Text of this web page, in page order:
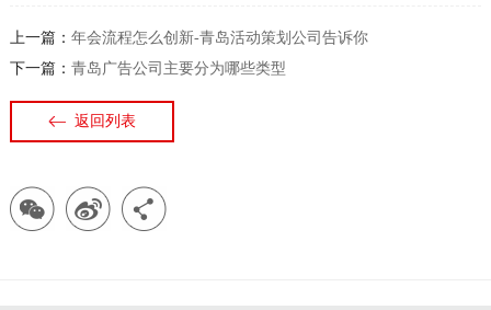
上一篇： 年会流程怎么创新-青岛活动策划公司告诉你
下一篇： 青岛广告公司主要分为哪些类型
返回列表